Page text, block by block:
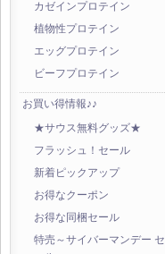
カゼインプロテイン
植物性プロテイン
エッグプロテイン
ビーフプロテイン
お買い得情報♪♪
★サウス無料グッズ★
フラッシュ！セール
新着ピックアップ
お得なクーポン
お得な同梱セール
特売～サイバーマンデー セ